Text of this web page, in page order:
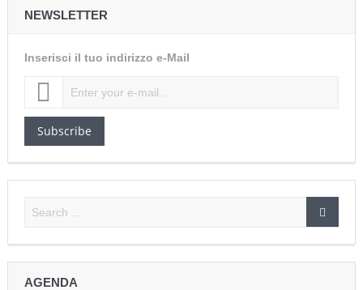
NEWSLETTER
Inserisci il tuo indirizzo e-Mail
Subscribe
AGENDA